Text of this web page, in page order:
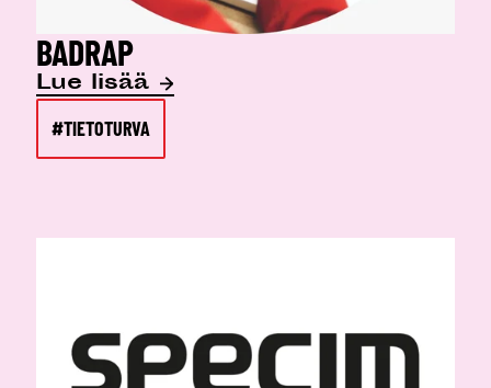
BADRAP
Lue lisää
#TIETOTURVA